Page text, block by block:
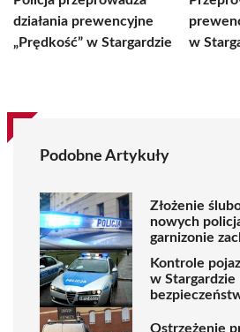
działania prewencyjne
„Prędkość” w Stargardzie
w
Podobne Artykuły
Złożenie
nowych
garnizonie
Kontrole
w Stargardzie
Ostrzeżenie